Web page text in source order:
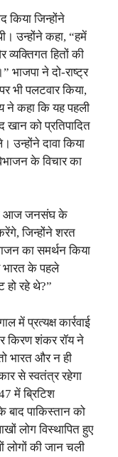
किया जिन्होंने
उन्होंने कहा, “हमें
व्यक्तिगत हितों की
भाजपा ने दो-राष्ट्र
भी पलटवार किया,
ने कहा कि यह पहली
को प्रतिपादित
उन्होंने दावा किया
के विचार का
आज जनसंघ के
जिन्होंने शरत
का समर्थन किया
भारत के पहले
हो रहे थे?”
में प्रत्यक्ष कार्रवाई
किरण शंकर रॉय ने
भारत और न ही
से स्वतंत्र रहेगा
में ब्रिटिश
बाद पाकिस्तान को
लोग विस्थापित हुए
लोगों की जान चली